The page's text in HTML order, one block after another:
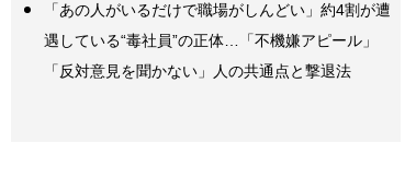
「あの人がいるだけで職場がしんどい」約4割が遭
遇している“毒社員”の正体…「不機嫌アピール」
「反対意見を聞かない」人の共通点と撃退法